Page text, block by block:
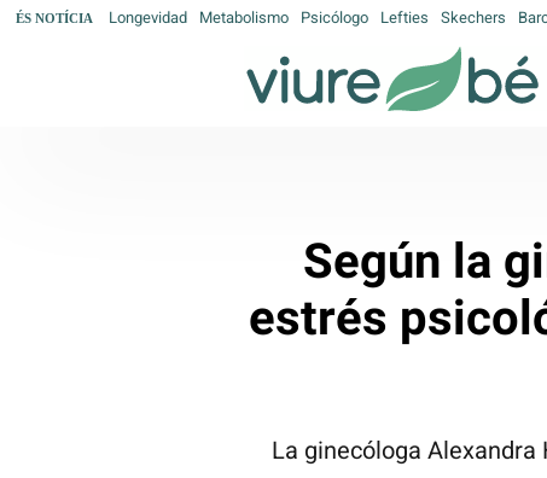
ÉS NOTÍCIA Longevidad Metabolismo Psicólogo Lefties Skechers
Según la
estrés
La ginecóloga